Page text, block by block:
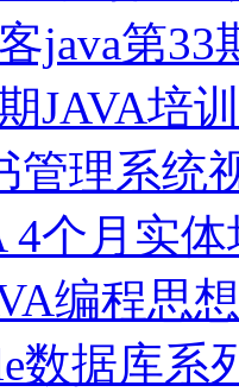
java第
JAVA培
管理系统
4个月实
编程思
数据库系